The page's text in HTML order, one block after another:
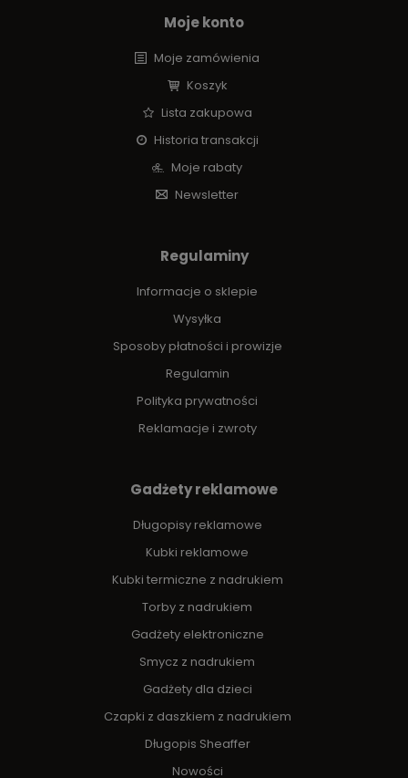
Moje konto
Moje zamówienia
Koszyk
Lista zakupowa
Historia transakcji
Moje rabaty
Newsletter
Regulaminy
Informacje o sklepie
Wysyłka
Sposoby płatności i prowizje
Regulamin
Polityka prywatności
Reklamacje i zwroty
Gadżety reklamowe
Długopisy reklamowe
Kubki reklamowe
Kubki termiczne z nadrukiem
Torby z nadrukiem
Gadżety elektroniczne
Smycz z nadrukiem
Gadżety dla dzieci
Czapki z daszkiem z nadrukiem
Długopis Sheaffer
Nowości